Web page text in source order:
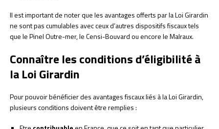
Il est important de noter que les avantages offerts par la Loi Girardin
ne sont pas cumulables avec ceux d’autres dispositifs fiscaux tels
que le Pinel Outre-mer, le Censi-Bouvard ou encore le Malraux.
Connaître les conditions d’éligibilité à
la Loi Girardin
Pour pouvoir bénéficier des avantages fiscaux liés à la Loi Girardin,
plusieurs conditions doivent être remplies :